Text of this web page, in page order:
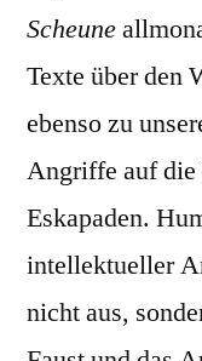
Scheune
Texte über den
ebenso zu
Angriffe auf die
Eskapaden.
intellektueller
nicht aus,